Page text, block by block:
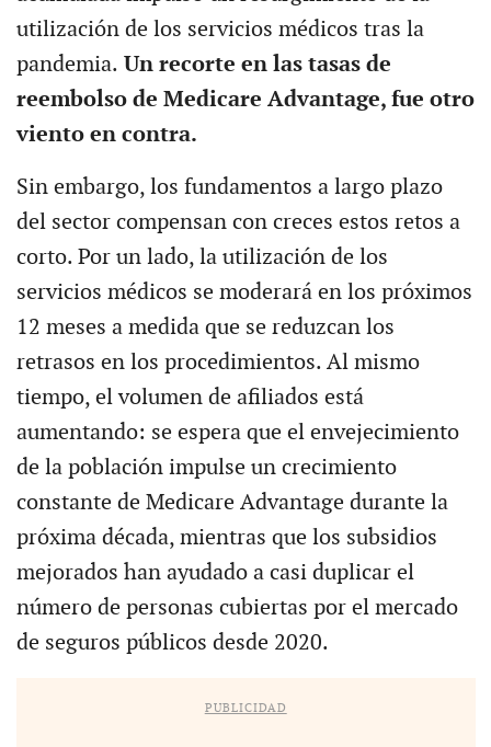
utilización de los servicios médicos tras la
pandemia. Un recorte en las tasas de
reembolso de Medicare Advantage, fue otro
viento en contra.
Sin embargo, los fundamentos a largo plazo
del sector compensan con creces estos retos a
corto. Por un lado, la utilización de los
servicios médicos se moderará en los próximos
12 meses a medida que se reduzcan los
retrasos en los procedimientos. Al mismo
tiempo, el volumen de afiliados está
aumentando: se espera que el envejecimiento
de la población impulse un crecimiento
constante de Medicare Advantage durante la
próxima década, mientras que los subsidios
mejorados han ayudado a casi duplicar el
número de personas cubiertas por el mercado
de seguros públicos desde 2020.
PUBLICIDAD